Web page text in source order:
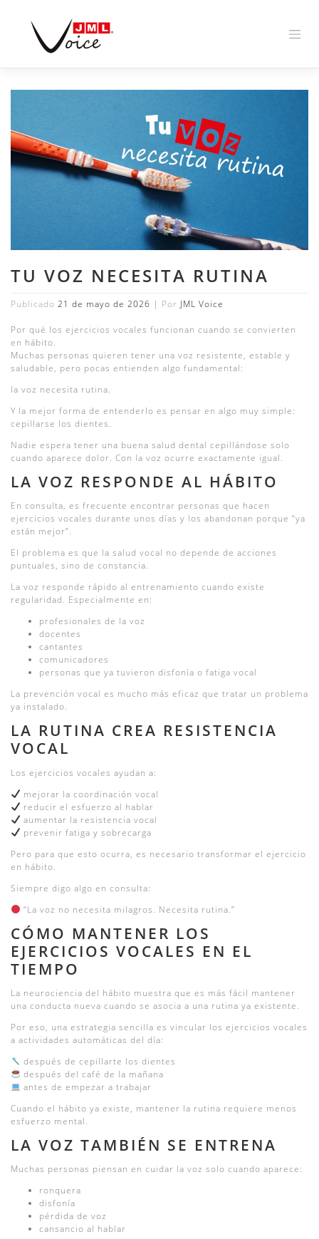
content
TU VOZ NECESITA RUTINA
Publicado 21 de mayo de 2026 | Por JML Voice
Por qué los ejercicios vocales funcionan cuando se convierten
en hábito.
Muchas personas quieren tener una voz resistente, estable y
saludable, pero pocas entienden algo fundamental:
la voz necesita rutina.
Y la mejor forma de entenderlo es pensar en algo muy simple:
cepillarse los dientes.
Nadie espera tener una buena salud dental cepillándose solo
cuando aparece dolor. Con la voz ocurre exactamente igual.
LA VOZ RESPONDE AL HÁBITO
En consulta, es frecuente encontrar personas que hacen
ejercicios vocales durante unos días y los abandonan porque “ya
están mejor”.
El problema es que la salud vocal no depende de acciones
puntuales, sino de constancia.
La voz responde rápido al entrenamiento cuando existe
regularidad. Especialmente en:
profesionales de la voz
docentes
cantantes
comunicadores
personas que ya tuvieron disfonía o fatiga vocal
La prevención vocal es mucho más eficaz que tratar un problema
ya instalado.
LA RUTINA CREA RESISTENCIA
VOCAL
Los ejercicios vocales ayudan a:
mejorar la coordinación vocal
reducir el esfuerzo al hablar
aumentar la resistencia vocal
prevenir fatiga y sobrecarga
Pero para que esto ocurra, es necesario transformar el ejercicio
en hábito.
Siempre digo algo en consulta:
“La voz no necesita milagros. Necesita rutina.”
CÓMO MANTENER LOS
EJERCICIOS VOCALES EN EL
TIEMPO
La neurociencia del hábito muestra que es más fácil mantener
una conducta nueva cuando se asocia a una rutina ya existente.
Por eso, una estrategia sencilla es vincular los ejercicios vocales
a actividades automáticas del día:
después de cepillarte los dientes
después del café de la mañana
antes de empezar a trabajar
Cuando el hábito ya existe, mantener la rutina requiere menos
esfuerzo mental.
LA VOZ TAMBIÉN SE ENTRENA
Muchas personas piensan en cuidar la voz solo cuando aparece:
ronquera
disfonía
pérdida de voz
cansancio al hablar